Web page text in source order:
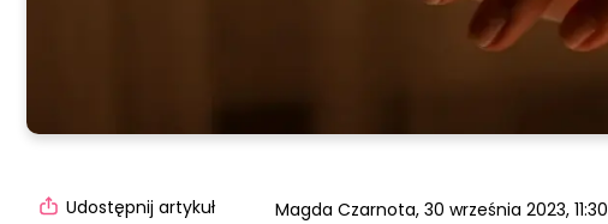
Magda Czarnota, 30 września 2023, 11:30
Udostępnij artykuł